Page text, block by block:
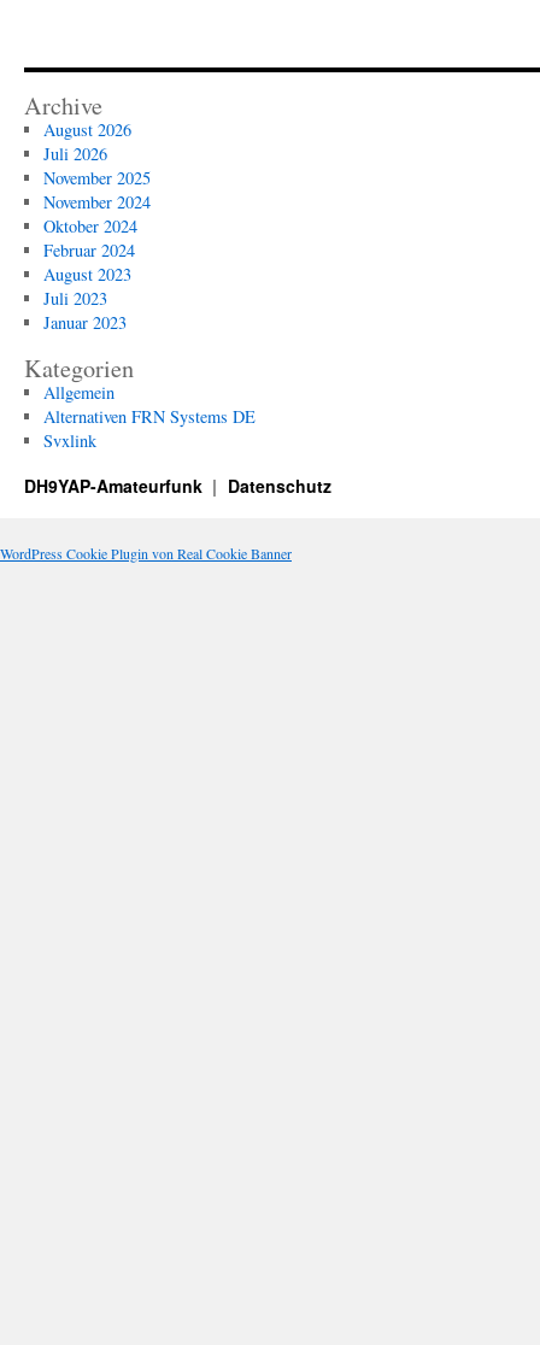
Archive
August 2026
Juli 2026
November 2025
November 2024
Oktober 2024
Februar 2024
August 2023
Juli 2023
Januar 2023
Kategorien
Allgemein
Alternativen FRN Systems DE
Svxlink
DH9YAP-Amateurfunk Datenschutz
WordPress Cookie Plugin von Real Cookie Banner